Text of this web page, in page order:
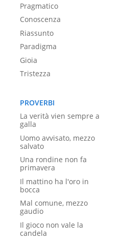
Pragmatico
Conoscenza
Riassunto
Paradigma
Gioia
Tristezza
PROVERBI
La verità vien sempre a
galla
Uomo avvisato, mezzo
salvato
Una rondine non fa
primavera
Il mattino ha l'oro in
bocca
Mal comune, mezzo
gaudio
Il gioco non vale la
candela